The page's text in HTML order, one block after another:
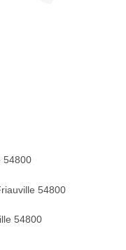
54800
54800
54800